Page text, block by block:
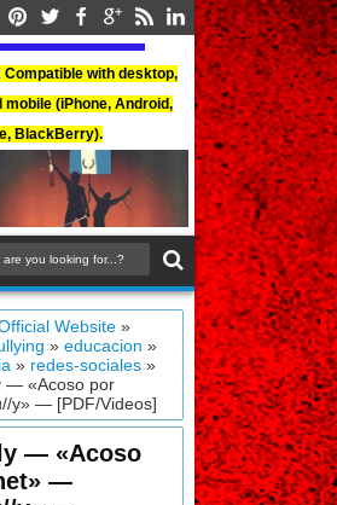
with desktop,
mobile (iPhone, Android,
BlackBerry).
Website »
»educacion »
» redes-sociales »
— «Acoso por
y» — [PDF/Videos]
— «Acoso
—